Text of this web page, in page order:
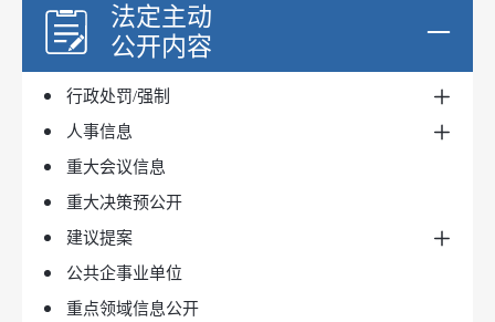
法定主动
公开内容
目录标准
实施情况
行政事业性收费
行政事业性收费
收费清单
行政许可和其他管理服务事项
行政权力事项清单
新疆政务服务网
事项办理结果
行政处罚/强制
行政权力事项清单
信用中国（新疆）
处罚/强制决定
人事信息
公务员招考
人事任免
重大会议信息
重大决策预公开
建议提案
人大建议
政协提案
公共企事业单位
重点领域信息公开